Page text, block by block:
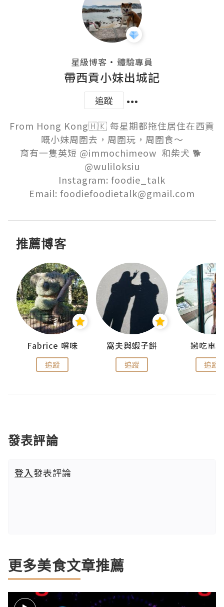
星級博客 ・ 體驗專員
帶西貢小妹出城記
追蹤
From Hong Kong🇭🇰 每星期都拖住居住在西貢
嘅小妹周圍去，周圍玩，周圍食～
育有一隻英短 @immochimeow  和柴犬 🐕
@wuliloksiu
Instagram: foodie_talk
Email: foodiefoodietalk@gmail.com
推薦博客
Fabrice 嚐味
追蹤
窩夫與蝦子餅
追蹤
戀吃車
追蹤
發表評論
登入發表評論
更多美食文章推薦